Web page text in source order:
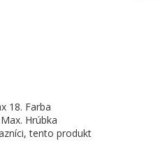
18. Farba
Hrúbka
tento produkt